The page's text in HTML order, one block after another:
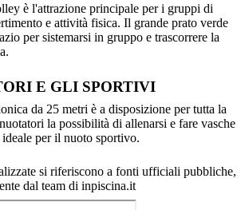
è l'attrazione principale per i gruppi di
e attività fisica. Il grande prato verde
per sistemarsi in gruppo e trascorrere la
E GLI SPORTIVI
da 25 metri è a disposizione per tutta la
la possibilità di allenarsi e fare vasche
per il nuoto sportivo.
si riferiscono a fonti ufficiali pubbliche,
dal team di inpiscina.it